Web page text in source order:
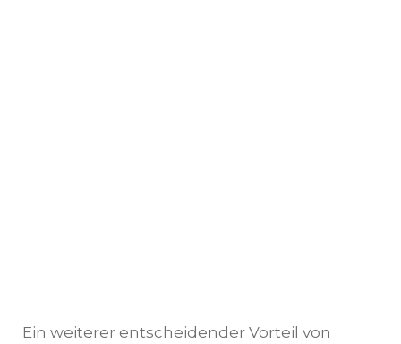
Ein weiterer entscheidender Vorteil von